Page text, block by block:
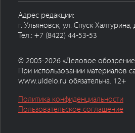
Адрес редакции:
г. Ульяновск, ул. Спуск Халтурина,
Тел.: +7 (8422) 44-53-53
© 2005-2026 «Деловое
При использовании материалов
www.uldelo.ru обязательна. 12+
Политика конфиденциальности
Пользовательское соглашение